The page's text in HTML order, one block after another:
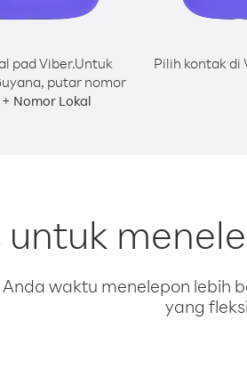
pad Viber.Untuk
putar nomor
+ Nomor Lokal
Pilih kontak di
untuk
waktu menelepon lebih
yang